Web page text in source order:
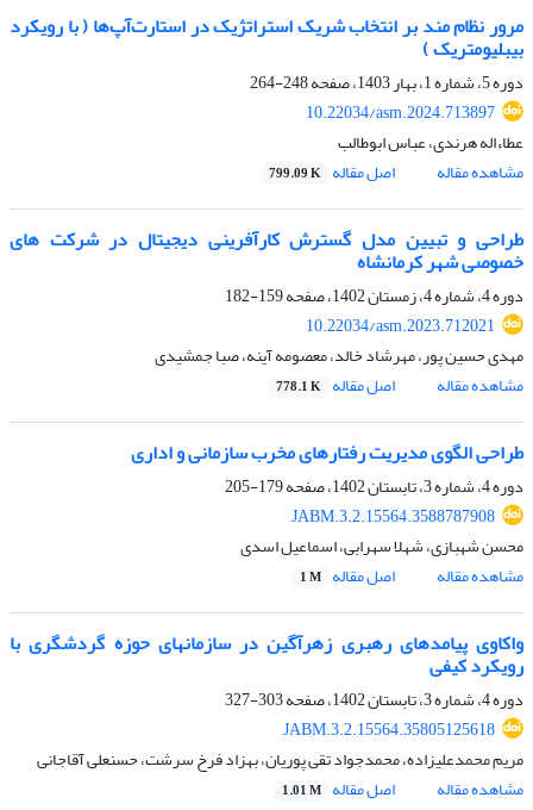
مرور نظام مند بر‌ انتخاب شریک استراتژیک در استارت‌آپ‌ها ( با رویکرد
بیبلیومتریک )
دوره 5، شماره 1، بهار 1403، صفحه
248-264
10.22034/asm.2024.713897
عطاءاله هرندی، عباس ابوطالب
مشاهده مقاله
اصل مقاله 799.09 K
طراحی و تبیین مدل گسترش کارآفرینی دیجیتال در شرکت های
خصوصی شهر کرمانشاه
دوره 4، شماره 4، زمستان 1402، صفحه
159-182
10.22034/asm.2023.712021
مهدی حسین پور، مهرشاد خالد، معصومه آینه، صبا جمشیدی
مشاهده مقاله
اصل مقاله 778.1 K
طراحی الگوی مدیریت رفتارهای مخرب سازمانی و اداری
دوره 4، شماره 3، تابستان 1402، صفحه
179-205
JABM.3.2.15564.3588787908
محسن شهبازی، شهلا سهرابی، اسماعیل اسدی
مشاهده مقاله
اصل مقاله 1 M
واکاوی پیامدهای رهبری زهرآگین در سازمانهای حوزه گردشگری با
رویکرد کیفی
دوره 4، شماره 3، تابستان 1402، صفحه
303-327
JABM.3.2.15564.35805125618
مریم محمدعلیزاده، محمدجواد تقی پوریان، بهزاد فرخ سرشت، حسنعلی آقاجانی
مشاهده مقاله
اصل مقاله 1.01 M